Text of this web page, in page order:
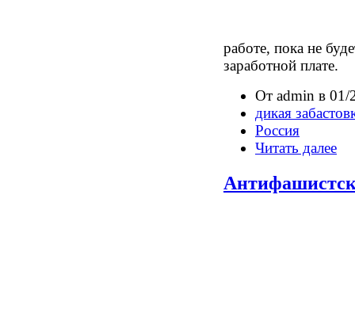
работе, пока не
заработной плате.
От admin в 01/
дикая
Россия
Читать далее